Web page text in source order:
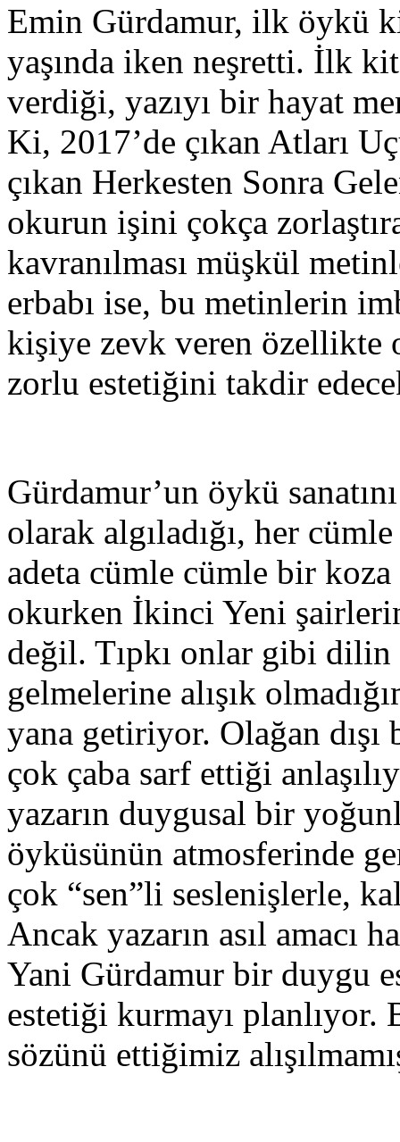
Emin Gürdamur, ilk öykü
yaşında iken neşretti. İlk
verdiği, yazıyı bir hayat
Ki, 2017’de çıkan Atları
çıkan Herkesten Sonra
okurun işini çokça
kavranılması müşkül
erbabı ise, bu metinlerin
kişiye zevk veren özellikte
zorlu estetiğini takdir
Gürdamur’un öykü
olarak algıladığı, her
adeta cümle cümle bir
okurken İkinci Yeni
değil. Tıpkı onlar gibi
gelmelerine alışık
yana getiriyor. Olağan
çok çaba sarf ettiği
yazarın duygusal bir
öyküsünün atmosferinde
çok “sen”li seslenişlerle,
Ancak yazarın asıl amacı
Yani Gürdamur bir duygu
estetiği kurmayı planlıyor.
sözünü ettiğimiz